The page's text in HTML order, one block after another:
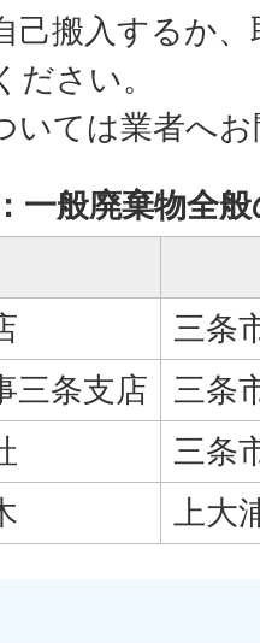
己搬入するか
さい。
いては業者へ
一般廃棄物全
三条
三条支店
三条
三条
上大